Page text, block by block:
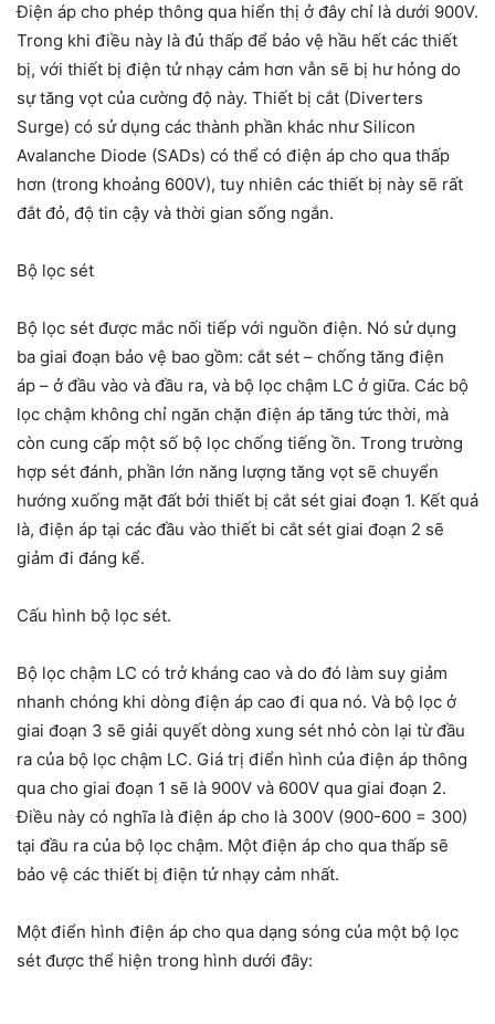
Điện áp cho phép thông qua hiển thị ở đây chỉ là dưới 900V.
Trong khi điều này là đủ thấp để bảo vệ hầu hết các thiết
bị, với thiết bị điện tử nhạy cảm hơn vẫn sẽ bị hư hỏng do
sự tăng vọt của cường độ này. Thiết bị cắt (Diverters
Surge) có sử dụng các thành phần khác như Silicon
Avalanche Diode (SADs) có thể có điện áp cho qua thấp
hơn (trong khoảng 600V), tuy nhiên các thiết bị này sẽ rất
đắt đỏ, độ tin cậy và thời gian sống ngắn.
Bộ lọc sét
Bộ lọc sét được mắc nối tiếp với nguồn điện. Nó sử dụng
ba giai đoạn bảo vệ bao gồm: cắt sét – chống tăng điện
áp – ở đầu vào và đầu ra, và bộ lọc chậm LC ở giữa. Các bộ
lọc chậm không chỉ ngăn chặn điện áp tăng tức thời, mà
còn cung cấp một số bộ lọc chống tiếng ồn. Trong trường
hợp sét đánh, phần lớn năng lượng tăng vọt sẽ chuyển
hướng xuống mặt đất bởi thiết bị cắt sét giai đoạn 1. Kết quả
là, điện áp tại các đầu vào thiết bi cắt sét giai đoạn 2 sẽ
giảm đi đáng kể.
Cấu hình bộ lọc sét.
Bộ lọc chậm LC có trở kháng cao và do đó làm suy giảm
nhanh chóng khi dòng điện áp cao đi qua nó. Và bộ lọc ở
giai đoạn 3 sẽ giải quyết dòng xung sét nhỏ còn lại từ đầu
ra của bộ lọc chậm LC. Giá trị điển hình của điện áp thông
qua cho giai đoạn 1 sẽ là 900V và 600V qua giai đoạn 2.
Điều này có nghĩa là điện áp cho là 300V (900-600 = 300)
tại đầu ra của bộ lọc chậm. Một điện áp cho qua thấp sẽ
bảo vệ các thiết bị điện tử nhạy cảm nhất.
Một điển hình điện áp cho qua dạng sóng của một bộ lọc
sét được thể hiện trong hình dưới đây: